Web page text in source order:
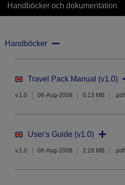
Handböcker och dokumentation
Handböcker
Travel Pack Manual (v1.0)
v.1.0 06-Aug-2008 0.13 MB .pdf
User's Guide (v1.0)
v.1.0 06-Aug-2008 2.26 MB .pdf